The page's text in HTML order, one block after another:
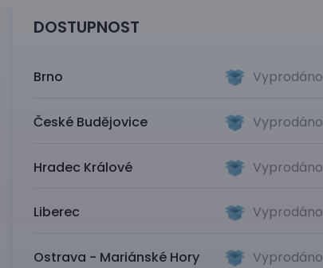
DOSTUPNOST
Brno Vyprodáno
České Budějovice Vyprodáno
Hradec Králové Vyprodáno
Liberec Vyprodáno
Ostrava - Mariánské Hory Vyprodáno